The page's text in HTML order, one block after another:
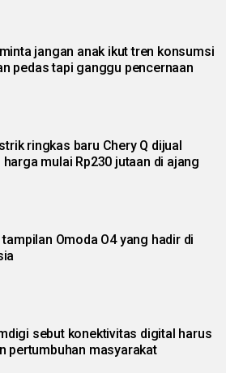
jangan anak ikut tren konsumsi
pedas tapi ganggu pencernaan
ringkas baru Chery Q dijual
harga mulai Rp230 jutaan di ajang
Omoda O4 yang hadir di
sebut konektivitas digital harus
pertumbuhan masyarakat